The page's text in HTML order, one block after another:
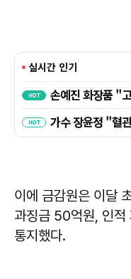
이에 금감원은 이달
과징금 50억원, 인적
통지했다.